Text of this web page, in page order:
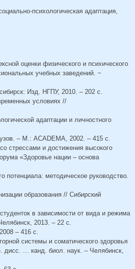
психологическая адаптация,
оценки физического и психического
учебных заведений. −
Изд. НГПУ, 2010. – 202 с.
условиях //
адаптации и личностного
– М.: ACADEMA, 2002. – 415 с.
стрессами и достижения высокого
«Здоровье нации – основа
методическое руководство.
образования // Сибирский
в зависимости от вида и режима
2013. – 22 с.
– 416 с.
системы и соматического здоровья
дисс. … канд. биол. наук. – Челябинск,